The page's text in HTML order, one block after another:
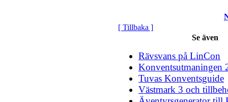
[ Tillbaka ]
Se även
Rävsvans på LinCon
Konventsutmaningen
Tuvas Konventsguide
Västmark 3 och